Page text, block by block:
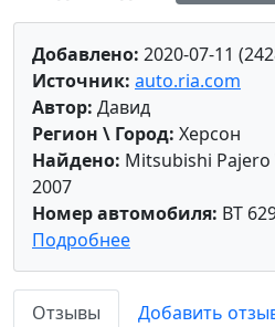
Добавлено: 2020-07-11
Источник: auto.ria.com
Автор: Давид
Регион \ Город: Херсон
Найдено: Mitsubishi Pajero
2007
Номер автомобиля: BT
Подробнее
Отзывы
Добавить